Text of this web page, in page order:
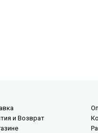
и Возврат